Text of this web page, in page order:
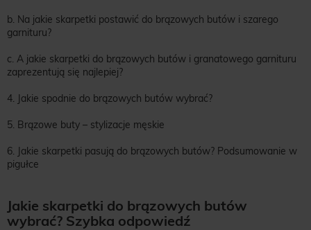
b. Na jakie skarpetki postawić do brązowych butów i szarego
garnituru?
c. A jakie skarpetki do brązowych butów i granatowego garnituru
zaprezentują się najlepiej?
4. Jakie spodnie do brązowych butów wybrać?
5. Brązowe buty – stylizacje męskie
6. Jakie skarpetki pasują do brązowych butów? Podsumowanie w
pigułce
Jakie skarpetki do brązowych butów
wybrać? Szybka odpowiedź